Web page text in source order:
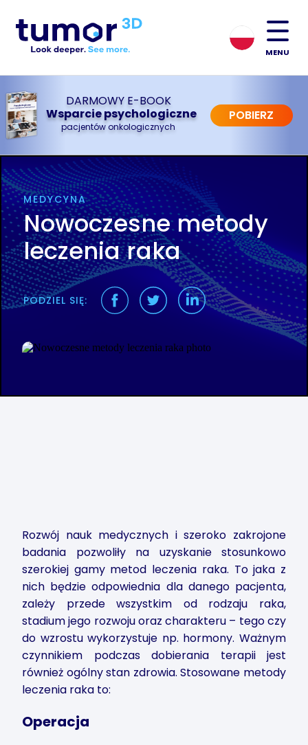
MENU
DARMOWY E-BOOK
Wsparcie psychologiczne
pacjentów onkologicznych
POBIERZ
MEDYCYNA
Nowoczesne metody
leczenia raka
PODZIEL SIĘ:
Rozwój nauk medycznych i szeroko zakrojone
badania pozwoliły na uzyskanie stosunkowo
szerokiej gamy metod leczenia raka. To jaka z
nich będzie odpowiednia dla danego pacjenta,
zależy przede wszystkim od rodzaju raka,
stadium jego rozwoju oraz charakteru – tego czy
do wzrostu wykorzystuje np. hormony. Ważnym
czynnikiem podczas dobierania terapii jest
również ogólny stan zdrowia. Stosowane metody
leczenia raka to:
Operacja